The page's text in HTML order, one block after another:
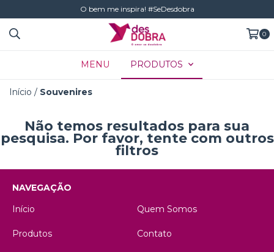
O bem me inspira! #SeDesdobra
0
MENU PRODUTOS
Início / Souvenires
Não temos resultados para sua
pesquisa. Por favor, tente com outros
filtros
NAVEGAÇÃO
Início
Quem Somos
Produtos Contato